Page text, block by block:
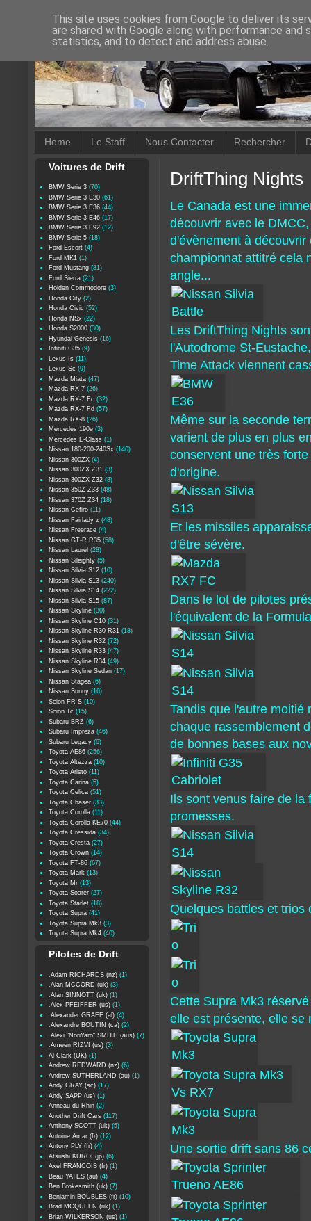
Home Le Staff Nous Contacter Rechercher
DriftThing Nights
Le Canada est une
découvrir avec le
d'évènement à
championnat attitré cela
angle...
Les DriftThing Nights
l'Autodrome St-
Time Attack viennent
Même sur la seconde
varient de plus en plus
conservent une très
d'origine.
Et les missiles
d'être sévère.
Dans le lot de pilotes
l'équivalent de la
Tandis que l'autre moitié
chaque rassemblement
de bonnes bases aux
Ils sont venus faire de la
promesses.
Quelques battles et trios
Cette Supra Mk3
elle est présente, elle se
Une sortie drift sans 86
Voitures de Drift
BMW Serie 3 (70)
BMW Serie 3 E30 (61)
BMW Serie 3 E36 (44)
BMW Serie 3 E46 (17)
BMW Serie 3 E92 (12)
BMW Serie 5 (18)
Ford Escort (4)
Ford MK1 (1)
Ford Mustang (81)
Ford Sierra (21)
Holden Commodore (3)
Honda City (2)
Honda Civic (52)
Honda NSx (22)
Honda S2000 (30)
Hyundai Genesis (16)
Infiniti G35 (9)
Lexus Is (11)
Lexus Sc (9)
Mazda Miata (47)
Mazda RX-7 (26)
Mazda RX-7 Fc (32)
Mazda RX-7 Fd (57)
Mazda RX-8 (26)
Mercedes 190e (3)
Mercedes E-Class (1)
Nissan 180-200-240Sx (140)
Nissan 300ZX (4)
Nissan 300ZX Z31 (3)
Nissan 300ZX Z32 (8)
Nissan 350Z Z33 (48)
Nissan 370Z Z34 (18)
Nissan Cefiro (11)
Nissan Fairlady z (48)
Nissan Freerace (4)
Nissan GT-R R35 (58)
Nissan Laurel (28)
Nissan Sileighty (5)
Nissan Silvia S12 (10)
Nissan Silvia S13 (240)
Nissan Silvia S14 (222)
Nissan Silvia S15 (87)
Nissan Skyline (30)
Nissan Skyline C10 (31)
Nissan Skyline R30-R31 (18)
Nissan Skyline R32 (72)
Nissan Skyline R33 (47)
Nissan Skyline R34 (49)
Nissan Skyline Sedan (17)
Nissan Stagea (6)
Nissan Sunny (16)
Scion FR-S (10)
Scion Tc (15)
Subaru BRZ (6)
Subaru Impreza (46)
Subaru Legacy (6)
Toyota AE86 (256)
Toyota Altezza (10)
Toyota Aristo (11)
Toyota Carina (5)
Toyota Celica (51)
Toyota Chaser (33)
Toyota Corolla (11)
Toyota Corolla KE70 (44)
Toyota Cressida (34)
Toyota Cresta (27)
Toyota Crown (14)
Toyota FT-86 (67)
Toyota Mark (13)
Toyota Mr (13)
Toyota Soarer (27)
Toyota Starlet (18)
Toyota Supra (41)
Toyota Supra Mk3 (3)
Toyota Supra Mk4 (40)
Pilotes de Drift
.Adam RICHARDS (nz) (1)
.Alan MCCORD (uk) (3)
.Alan SINNOTT (uk) (1)
.Alex PFEIFFER (us) (1)
.Alexander GRAFF (al) (4)
.Alexandre BOUTIN (ca) (2)
.Alexi "NoriYaro" SMITH (aus) (7)
.Ameen RIZVI (us) (3)
Al Clark (UK) (1)
Andrew REDWARD (nz) (6)
Andrew SUTHERLAND (au) (1)
Andy GRAY (sc) (17)
Andy SAPP (us) (1)
Anneau du Rhin (2)
Another Drift Cars (117)
Anthony SCOTT (uk) (5)
Antoine Amar (fr) (12)
Antony PLY (fr) (4)
Atsushi KUROI (jp) (6)
Axel FRANCOIS (fr) (1)
Beau YATES (au) (4)
Ben Brokesmith (uk) (7)
Benjamin BOUBLES (fr) (10)
Brad MCQUEEN (uk) (1)
Brian WILKERSON (us) (1)
This site uses cookies from Google to deliver its
are shared with Google along with performance
statistics, and to detect and address abuse.